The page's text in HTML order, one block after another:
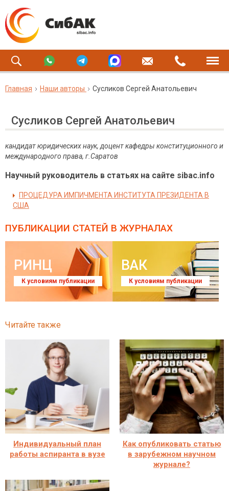
Главная Наши авторы Сусликов Сергей Анатольевич
Сусликов Сергей Анатольевич
кандидат юридических наук, доцент кафедры конституционного и
международного права, г.Саратов
Научный руководитель в статьях на сайте sibac.info
ПРОЦЕДУРА ИМПИЧМЕНТА ИНСТИТУТА ПРЕЗИДЕНТА В
США
ПУБЛИКАЦИИ СТАТЕЙ В ЖУРНАЛАХ
РИНЦ
К условиям публикации
ВАК
К условиям публикации
Читайте также
Индивидуальный план
работы аспиранта в вузе
Как опубликовать статью
в зарубежном научном
журнале?